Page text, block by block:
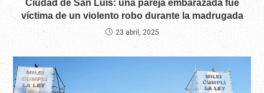
Ciudad de San Luis: una pareja embarazada fue
víctima de un violento robo durante la madrugada
23 abril, 2025